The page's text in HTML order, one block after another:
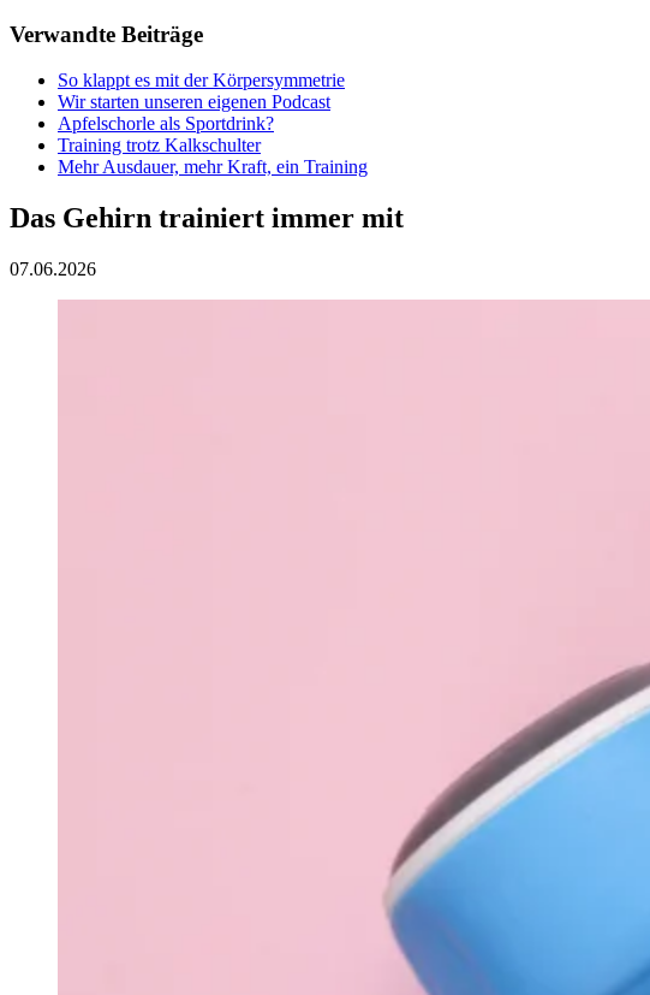
Verwandte Beiträge
So klappt es mit der Körpersymmetrie
Wir starten unseren eigenen Podcast
Apfelschorle als Sportdrink?
Training trotz Kalkschulter
Mehr Ausdauer, mehr Kraft, ein Training
Das Gehirn trainiert immer mit
07.06.2026